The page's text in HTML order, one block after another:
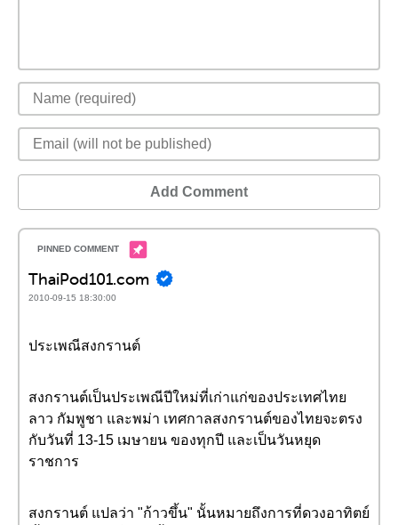
Add Comment
ThaiPod101.com
2010-09-15 18:30:00
ประเพณีสงกรานต์
สงกรานต์เป็นประเพณีปีใหม่ที่เก่าแก่ของประเทศไทย
ลาว กัมพูชา และพม่า เทศกาลสงกรานต์ของไทยจะตรง
กับวันที่ 13-15 เมษายน ของทุกปี และเป็นวันหยุด
ราชการ
สงกรานต์ แปลว่า "ก้าวขึ้น" นั้นหมายถึงการที่ดวงอาทิตย์